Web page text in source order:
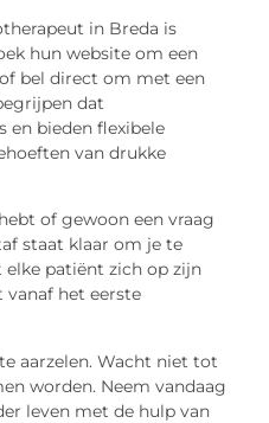
in Breda is
hun website om een
bel direct om met een
dat
en bieden flexibele
van drukke
of gewoon een vraag
staat klaar om je te
elke patiënt zich op zijn
vanaf het eerste
aarzelen. Wacht niet tot
worden. Neem vandaag
leven met de hulp van